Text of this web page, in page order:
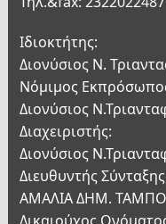
Ιδιοκτήτης:
Διονύσιος Ν.
Νόμιμος
Διονύσιος
Διαχειριστής:
Διονύσιος
Διευθυντής
ΑΜΑΛΙΑ ΔΗΜ.